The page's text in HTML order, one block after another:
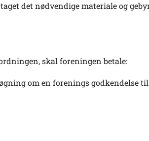
det nødvendige materiale og
skal foreningen betale:
om en forenings godkendelse